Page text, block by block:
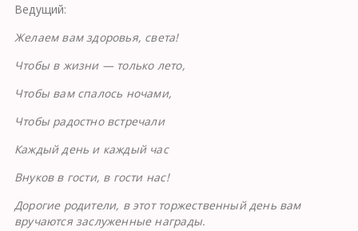
Ведущий:
Желаем вам здоровья, света!
Чтобы в жизни — только лето,
Чтобы вам спалось ночами,
Чтобы радостно встречали
Каждый день и каждый час
Внуков в гости, в гости нас!
Дорогие родители, в этот торжественный день вам
вручаются заслуженные награды.